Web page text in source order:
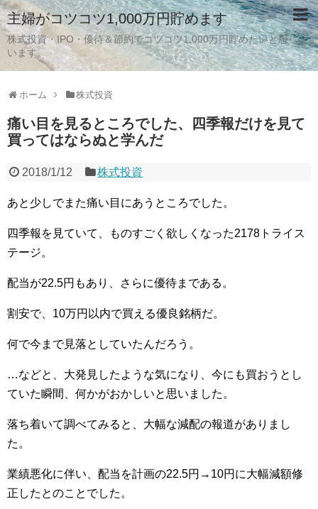
主婦がコツコツ1,000万円貯めます
株式投資・IPO・優待＆節約でコツコツ1,000万円貯めたいと思
います。
ホーム 株式投資
痛い目を見るところでした、四季報だけを見て
買ってはならぬと学んだ
2018/1/12 株式投資
あと少しでまた痛い目にあうところでした。
四季報を見ていて、ものすごく欲しくなった2178トライス
テージ。
配当が22.5円もあり、さらに優待まである。
割安で、10万円以内で買える優良銘柄だ。
何で今まで見落としていたんだろう。
…などと、大発見したような気になり、今にも買おうとし
ていた瞬間、何かがおかしいと思いました。
落ち着いて調べてみると、大幅な減配の報道がありまし
た。
業績悪化に伴い、配当を計画の22.5円→10円に大幅減額修
正したとのことでした。